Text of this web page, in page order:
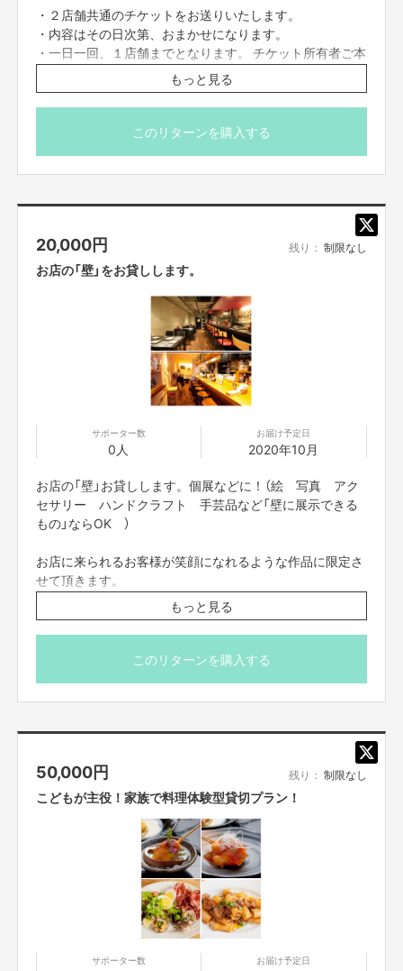
ロジェクト認知拡大のための広告費＋「有事の際の被災地支
援」や、世界の子供達に絵本を届ける活動など、「えんとつ
町のプペル」関連企画の支援にも継続的に回したい。生み出
せた収益を「意義ある投資」に使いたい。（私たちを巡り合わ
せてくれた恩人であり、日々オンラインサロンで素晴らし
そして「プペル」への支援は巡り巡って、地球の貧困と
飢餓を終わらせる世界平和に繋がる。と信じています。）
飲食店の最大の悩み「席数＝売上の限界」という物理的制約を突破できる可
能性が上がります。近隣のお店が「リンク」して、みんなで集めた大切なお
客様を「みんなでシェア」する。地域経済が「循環」する。他店で生まれた利
よくなる。他店のチカラを使わせてもらう。他店のスペースを使わせてもら
う。自店のチカラもスペースも他店に使ってもらう。
繋がって共有し、循環する。新時代を生き抜くための適
切な流れを生み出したい。そう思っております。
・２店舗共通のチケットをお送りいたします。
・内容はその日次第、おまかせになります。
・一日一回、１店舗までとなります。 チケット所有者ご本
人様お一人分のみとなります。
・前日までにご予約お願いいたします。
・初来店から1ヶ月間が利用期限となります。
18:00-21:00http://diningjuicys-104.jp
●Trattoria Bar Giorno （イタリア食堂「ジョルノ」） 月曜日
定休
12:00-13:00（火曜ー金曜）
18:00-21:00 http://www.tb-
giorno.com/fcblog/2020/05/14/456/
もっと見る
このリターンを購入する
20,000円 残り： 制限なし
お店の「壁」をお貸しします。
サポーター数
0人
お届け予定日
2020年10月
お店の「壁」お貸しします。個展などに！（絵 写真 アク
セサリー ハンドクラフト 手芸品など「壁に展示できる
もの」ならOK ）
お店に来られるお客様が笑顔になれるような作品に限定さ
せて頂きます。
期間は1ヶ月間となります。利用店舗、搬入日、スケジュ
ールは相談しましょう！
●Trattoria Bar Giorno （イタリア食堂「ジョルノ」） 月曜日
12:00-13:00（火曜ー金曜）
18:00-21:00（火曜ー日曜）http://www.tb-
giorno.com/fcblog/2020/05/14/456/
もっと見る
このリターンを購入する
50,000円 残り： 制限なし
こどもが主役！家族で料理体験型貸切プラン！
サポーター数 お届け予定日